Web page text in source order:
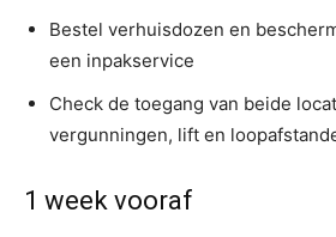
Bestel verhuisdozen en
een inpakservice
Check de toegang van beide
vergunningen, lift en
1 week vooraf